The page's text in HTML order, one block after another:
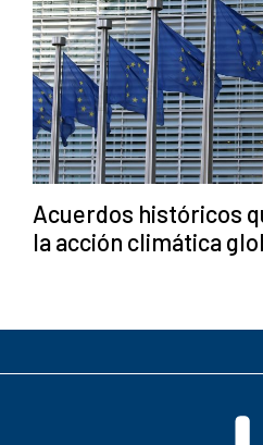
Acuerdos históricos
la acción climática